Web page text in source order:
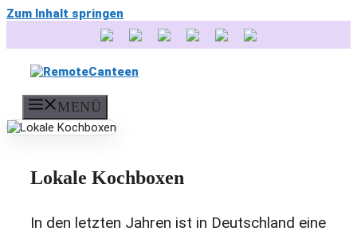
Zum Inhalt springen
MENÜ
Lokale Kochboxen
In den letzten Jahren ist in Deutschland eine